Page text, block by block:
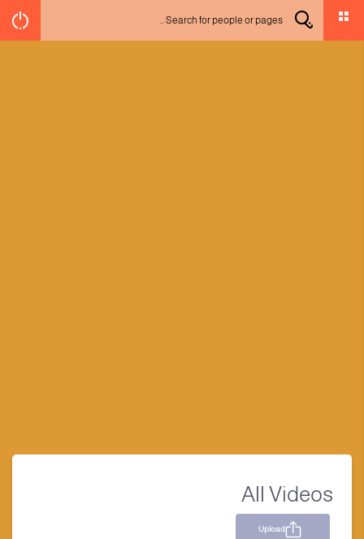
All Videos
Upload